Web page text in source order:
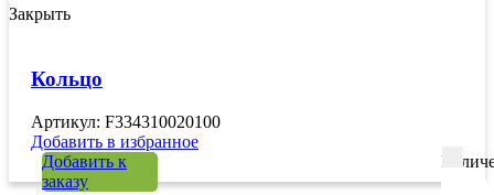
Закрыть
Кольцо
Артикул: F334310020100
Добавить в избранное
Добавить к
заказу